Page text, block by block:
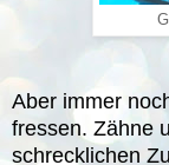
Aber immer
fressen. Zähne
schrecklichen